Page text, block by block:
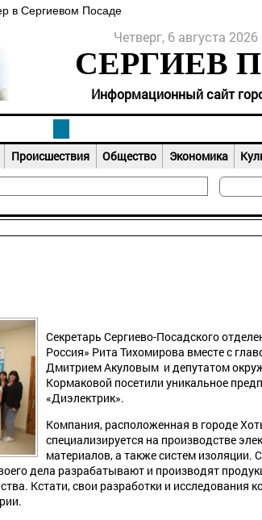
в Сергиевом Посаде
Четверг, 6 августа 2026
СЕРГИЕВ
Информационный сайт
Происшествия Общество Экономика
Секретарь Сергиево-Посадского
Россия» Рита Тихомирова вместе с
Дмитрием Акуловым и депутатом
Кормаковой посетили уникальное
«Диэлектрик».
Компания, расположенная в городе
специализируется на производстве
материалов, а также систем изоляции.
дела разрабатывают и производят
Кстати, свои разработки и исследования